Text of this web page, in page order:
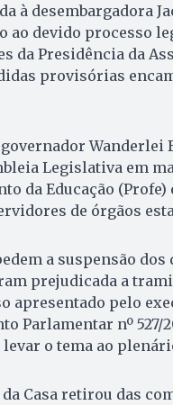
à desembargadora
ao devido processo
da Presidência da
provisórias
Wanderlei
Legislativa em
da Educação (Profe)
de órgãos
a suspensão dos
prejudicada a
apresentado pelo
Parlamentar nº 527/
o tema ao
Casa retirou das